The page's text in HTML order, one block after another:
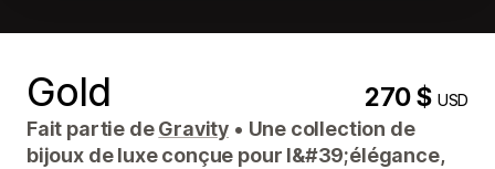
Gold 270 $USD
Fait partie deGravity • Une collection de
bijoux de luxe conçue pour l&#39;élégance,